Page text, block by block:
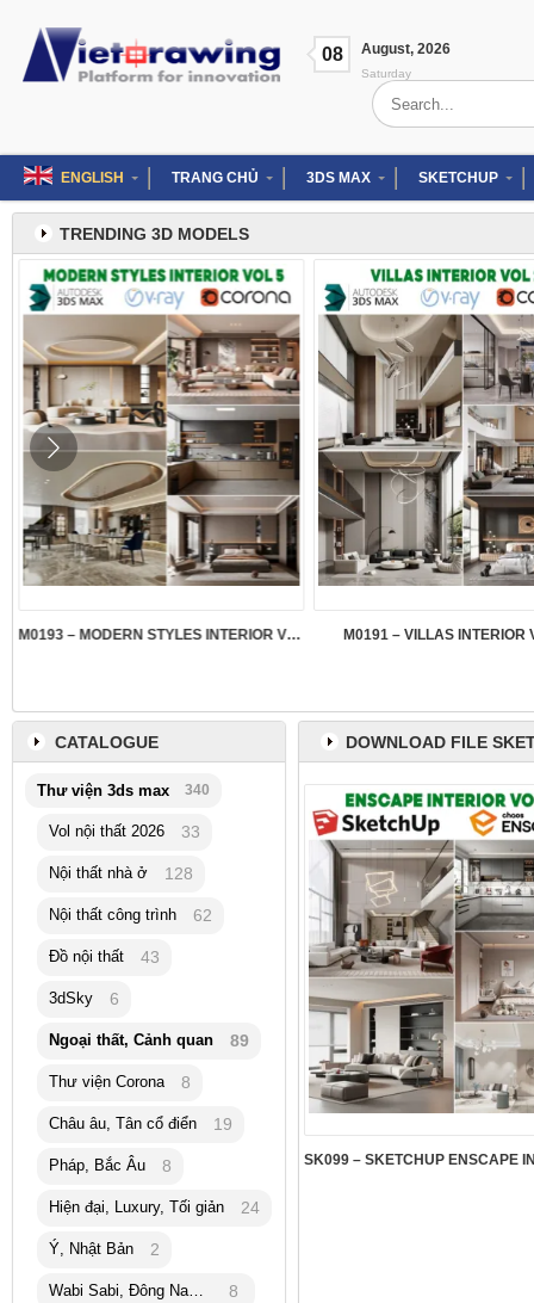
content
08 August, 2026
Saturday
Search
for:
ENGLISH TRANG CHỦ 3DS MAX SKETCHUP
TRENDING 3D MODELS
M0193 – MODERN STYLES INTERIOR VOL.5 M0191 – VILLAS INTERIOR
DOWNLOAD FILE
CATALOGUE
Thư viện 3ds max 340
Vol nội thất 2026 33
Nội thất nhà ở 128
Nội thất công trình 62
Đồ nội thất 43
3dSky 6
Ngoại thất, Cảnh quan 89
Thư viện Corona 8
Châu âu, Tân cổ điển 19
Pháp, Bắc Âu 8
Hiện đại, Luxury, Tối giản 24
Ý, Nhật Bản 2
Wabi Sabi, Đông Nam Á 8